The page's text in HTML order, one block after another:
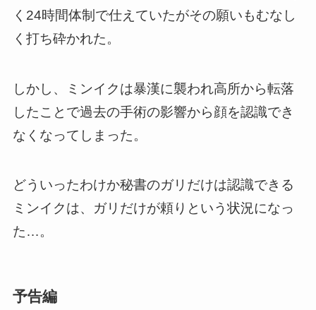
く24時間体制で仕えていたがその願いもむなし
く打ち砕かれた。
しかし、ミンイクは暴漢に襲われ高所から転落
したことで過去の手術の影響から顔を認識でき
なくなってしまった。
どういったわけか秘書のガリだけは認識できる
ミンイクは、ガリだけが頼りという状況になっ
た…。
予告編